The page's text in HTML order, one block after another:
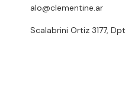
alo@clementine.ar
Scalabrini Ortiz 3177,